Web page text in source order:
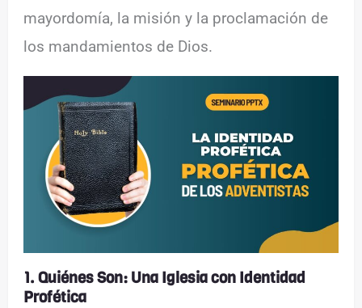
mayordomía, la misión y la proclamación de
los mandamientos de Dios.
1. Quiénes Son: Una Iglesia con Identidad
Profética